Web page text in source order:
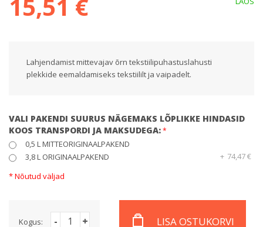
15,51 €
Lahjendamist mittevajav õrn tekstiilipuhastuslahusti
plekkide eemaldamiseks tekstiililt ja vaipadelt.
VALI PAKENDI SUURUS NÄGEMAKS LÕPLIKKE HINDASID
KOOS TRANSPORDI JA MAKSUDEGA:
0,5 L MITTEORIGINAALPAKEND
3,8 L ORIGINAALPAKEND
+ 74,47 €
* Nõutud väljad
Kogus: - + LISA OSTUKORVI